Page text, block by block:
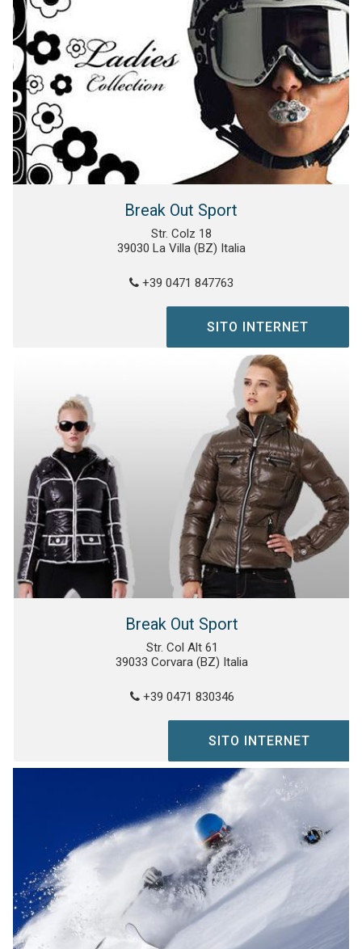
Break Out Sport
Str. Colz 18
39030 La Villa (BZ) Italia
+39 0471 847763
SITO INTERNET
Break Out Sport
Str. Col Alt 61
39033 Corvara (BZ) Italia
+39 0471 830346
SITO INTERNET